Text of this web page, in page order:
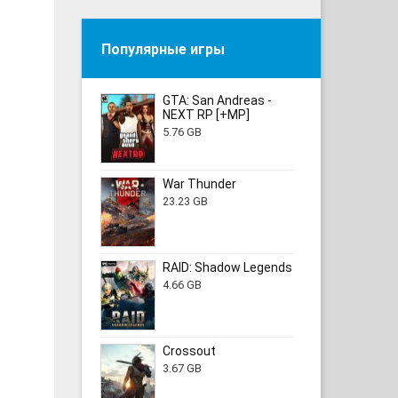
Популярные игры
GTA: San Andreas -
NEXT RP [+MP]
5.76 GB
War Thunder
23.23 GB
RAID: Shadow Legends
4.66 GB
Crossout
3.67 GB